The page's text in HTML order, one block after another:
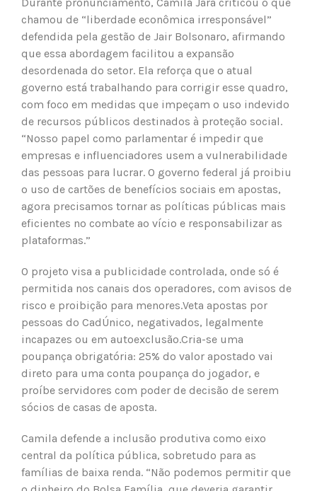
chamou de “liberdade econômica irresponsável”
defendida pela gestão de Jair Bolsonaro, afirmando
que essa abordagem facilitou a expansão
desordenada do setor. Ela reforça que o atual
governo está trabalhando para corrigir esse quadro,
com foco em medidas que impeçam o uso indevido
de recursos públicos destinados à proteção social.
“Nosso papel como parlamentar é impedir que
empresas e influenciadores usem a vulnerabilidade
das pessoas para lucrar. O governo federal já proibiu
o uso de cartões de benefícios sociais em apostas,
agora precisamos tornar as políticas públicas mais
eficientes no combate ao vício e responsabilizar as
plataformas.”
O projeto visa a publicidade controlada, onde só é
permitida nos canais dos operadores, com avisos de
risco e proibição para menores.Veta apostas por
pessoas do CadÚnico, negativados, legalmente
incapazes ou em autoexclusão.Cria-se uma
poupança obrigatória: 25% do valor apostado vai
direto para uma conta poupança do jogador, e
proíbe servidores com poder de decisão de serem
sócios de casas de aposta.
Camila defende a inclusão produtiva como eixo
central da política pública, sobretudo para as
famílias de baixa renda. “Não podemos permitir que